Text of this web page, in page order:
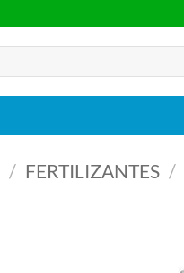
/ FERTILIZANTES /